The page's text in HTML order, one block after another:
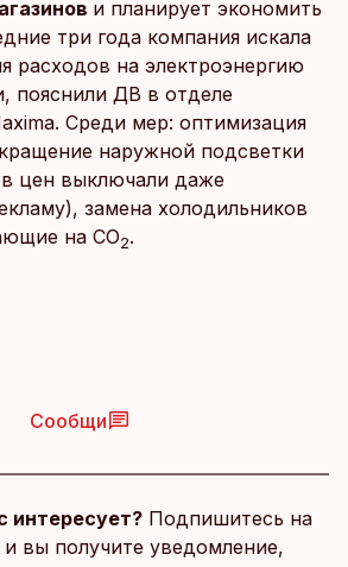
и планирует экономить
три года компания искала
расходов на электроэнергию
пояснили ДВ в отделе
Среди мер: оптимизация
наружной подсветки
цен выключали даже
замена холодильников
на СО2.
Сообщи
интересует? Подпишитесь на
вы получите уведомление,